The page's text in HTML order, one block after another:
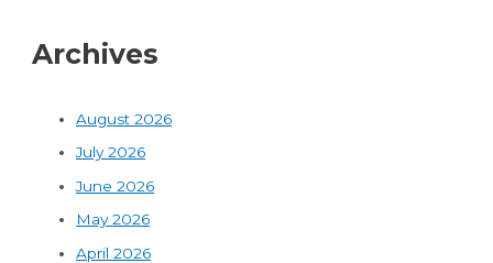
Archives
August 2026
July 2026
June 2026
May 2026
April 2026